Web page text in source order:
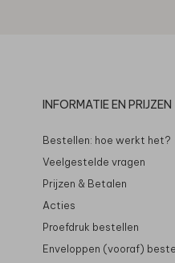
INFORMATIE EN PRIJZEN
Bestellen: hoe werkt het?
Veelgestelde vragen
Prijzen & Betalen
Acties
Proefdruk bestellen
Enveloppen (vooraf)